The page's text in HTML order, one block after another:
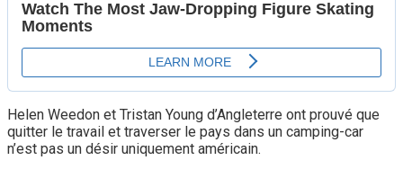
Helen Weedon et Tristan Young d’Angleterre ont prouvé que
quitter le travail et traverser le pays dans un camping-car
n’est pas un désir uniquement américain.